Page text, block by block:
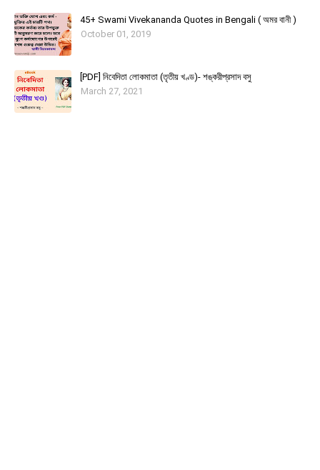
45+ Swami Vivekananda Quotes in Bengali ( অমর বানী )
October 01, 2019
[PDF] নিবেদিতা লোকমাতা (তৃতীয় খণ্ড)- শঙ্করীপ্রসাদ বসু
March 27, 2021